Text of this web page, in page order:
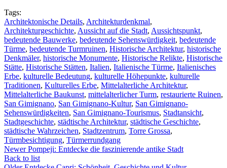
Tags:
Architektonische Details, Architekturdenkmal,
Architekturgeschichte, Aussicht auf die Stadt, Aussichtspunkt,
bedeutende Bauwerke, bedeutende Sehenswürdigkeit, bedeutende
Türme, bedeutende Turmruinen, Historische Architektur, historische
Denkmäler, historische Monumente, Historische Relikte, Historische
Stätte, Historische Stätten, Italien, Italienische Türme, Italienisches
Erbe, kulturelle Bedeutung, kulturelle Höhepunkte, kulturelle
Traditionen, Kulturelles Erbe, Mittelalterliche Architektur,
Mittelalterliche Baukunst, mittelalterlicher Turm, restaurierte Ruinen,
San Gimignano, San Gimignano-Kultur, San Gimignano-
Sehenswürdigkeiten, San Gimignano-Tourismus, Stadtansicht,
Stadtgeschichte, städtische Architektur, städtische Geschichte,
städtische Wahrzeichen, Stadtzentrum, Torre Grossa,
Türmbesichtigung, Türmerrundgang
Newer Pompeji: Entdecke die faszinierende antike Stadt
Back to list